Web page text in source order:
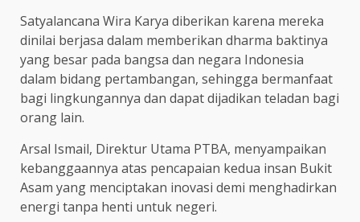
Satyalancana Wira Karya diberikan karena mereka
dinilai berjasa dalam memberikan dharma baktinya
yang besar pada bangsa dan negara Indonesia
dalam bidang pertambangan, sehingga bermanfaat
bagi lingkungannya dan dapat dijadikan teladan bagi
orang lain.
Arsal Ismail, Direktur Utama PTBA, menyampaikan
kebanggaannya atas pencapaian kedua insan Bukit
Asam yang menciptakan inovasi demi menghadirkan
energi tanpa henti untuk negeri.